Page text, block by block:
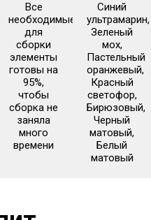
Все
необходимые
для
сборки
элементы
готовы на
95%,
чтобы
сборка не
заняла
много
времени
Синий
ультрамарин,
Зеленый
мох,
Пастельный
оранжевый,
Красный
светофор,
Бирюзовый,
Черный
матовый,
Белый
матовый